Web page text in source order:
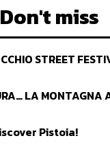
Don't miss
STREET
LA MONTAGNA
Pistoia!